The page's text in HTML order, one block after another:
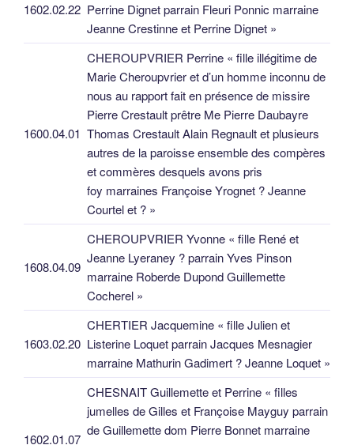
1602.02.22 Perrine Dignet parrain Fleuri Ponnic marraine
Jeanne Crestinne et Perrine Dignet »
1600.04.01
CHEROUPVRIER Perrine « fille illégitime de
Marie Cheroupvrier et d’un homme inconnu de
nous au rapport fait en présence de missire
Pierre Crestault prêtre Me Pierre Daubayre
Thomas Crestault Alain Regnault et plusieurs
autres de la paroisse ensemble des compères
et commères desquels avons pris
foy marraines Françoise Yrognet ? Jeanne
Courtel et ? »
1608.04.09
CHEROUPVRIER Yvonne « fille René et
Jeanne Lyeraney ? parrain Yves Pinson
marraine Roberde Dupond Guillemette
Cocherel »
1603.02.20
CHERTIER Jacquemine « fille Julien et
Listerine Loquet parrain Jacques Mesnagier
marraine Mathurin Gadimert ? Jeanne Loquet »
1602.01.07
CHESNAIT Guillemette et Perrine « filles
jumelles de Gilles et Françoise Mayguy parrain
de Guillemette dom Pierre Bonnet marraine